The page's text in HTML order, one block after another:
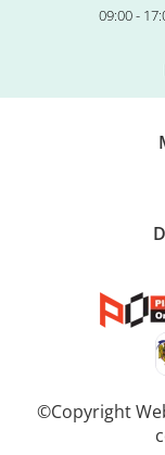
09:00 -
©Copyright